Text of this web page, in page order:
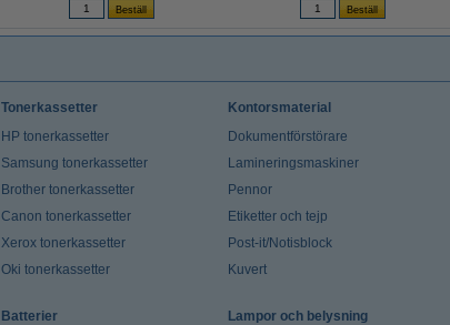
Tonerkassetter
HP tonerkassetter
Samsung tonerkassetter
Brother tonerkassetter
Canon tonerkassetter
Xerox tonerkassetter
Oki tonerkassetter
Kontorsmaterial
Dokumentförstörare
Lamineringsmaskiner
Pennor
Etiketter och tejp
Post-it/Notisblock
Kuvert
Batterier Lampor och belysning